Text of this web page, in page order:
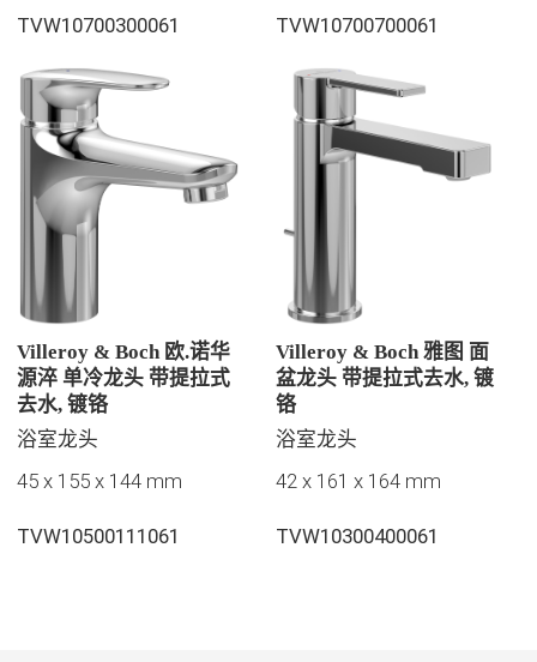
TVW10700300061 TVW10700700061
Villeroy & Boch 欧.诺华
源淬 单冷龙头 带提拉式
去水, 镀铬
浴室龙头
45 x 155 x 144 mm
TVW10500111061
Villeroy & Boch 雅图 面
盆龙头 带提拉式去水, 镀
铬
浴室龙头
42 x 161 x 164 mm
TVW10300400061